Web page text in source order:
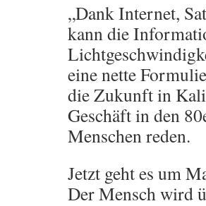
„Dank Internet,
kann die
eine nette
die Zukunft in
Geschäft in den
Menschen reden.
Jetzt geht es um
Der Mensch wird